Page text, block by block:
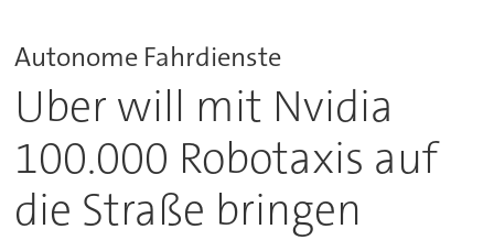
Autonome Fahrdienste
Uber will mit Nvidia
100.000 Robotaxis auf
die Straße bringen